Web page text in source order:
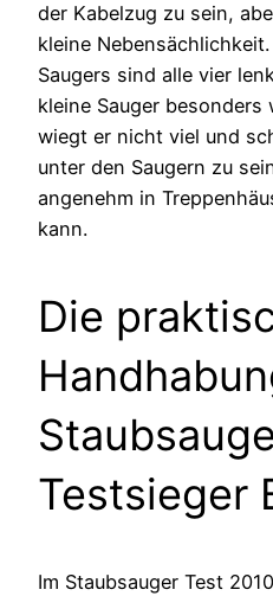
der Kabelzug zu sein,
kleine
Saugers sind alle vier
kleine Sauger besonders
wiegt er nicht viel und
unter den Saugern zu
angenehm in
kann.
Die
Testsieger
Im Staubsauger Test